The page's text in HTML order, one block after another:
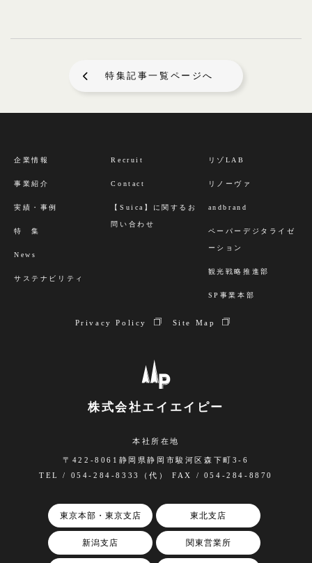
特集記事一覧ページへ
株式会社エイエイピー
本社所在地
〒422-8061静岡県静岡市駿河区森下町3-6
TEL / 054-284-8333（代） FAX / 054-284-8870
東京本部・東京支店 東北支店
新潟支店 関東営業所
企業情報
事業紹介
実績・事例
特 集
News
サステナビリティ
Recruit
Contact
【Suica】に関するお
問い合わせ
リゾLAB
リノーヴァ
andbrand
ペーパーデジタライゼ
ーション
観光戦略推進部
SP事業本部
Privacy Policy Site Map